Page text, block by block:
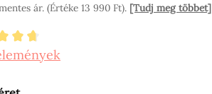
ár. (Értéke 13 990 Ft). [Tudj meg többet]
értékelés 4.8 a 5 csillagból